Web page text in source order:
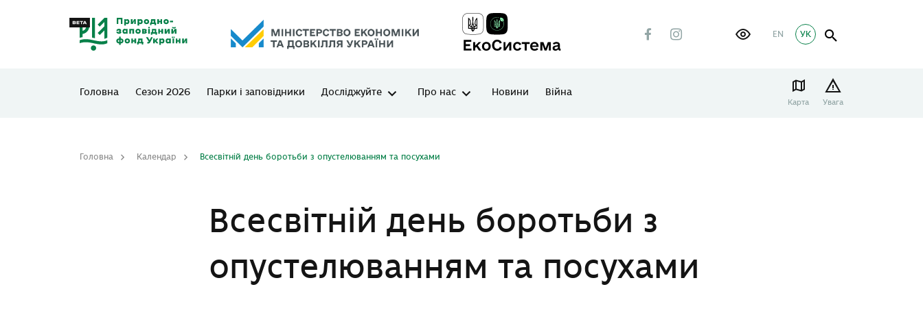
УК
EN
Головна Сезон 2026 Парки і заповідники Досліджуйте Про нас Новини Війна
Карта Увага
Головна Календар Всесвітній день боротьби з опустелюванням та посухами
Всесвітній день боротьби з
опустелюванням та посухами